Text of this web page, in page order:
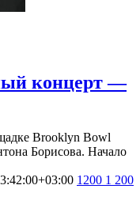
концерт —
Brooklyn Bowl
Борисова. Начало
1200 1 200